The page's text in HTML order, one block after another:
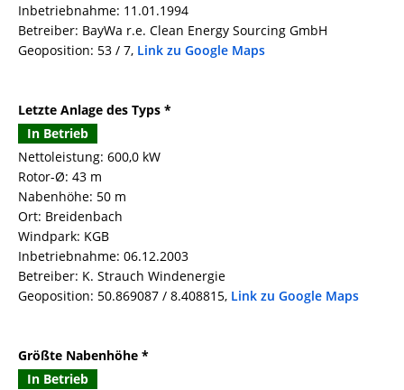
Inbetriebnahme: 11.01.1994
Betreiber: BayWa r.e. Clean Energy Sourcing GmbH
Geoposition: 53 / 7, Link zu Google Maps
Letzte Anlage des Typs *
In Betrieb
Nettoleistung: 600,0 kW
Rotor-Ø: 43 m
Nabenhöhe: 50 m
Ort: Breidenbach
Windpark: KGB
Inbetriebnahme: 06.12.2003
Betreiber: K. Strauch Windenergie
Geoposition: 50.869087 / 8.408815, Link zu Google Maps
Größte Nabenhöhe *
In Betrieb